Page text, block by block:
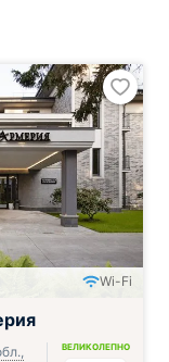
Wi-Fi
ВЕЛИКОЛЕПНО